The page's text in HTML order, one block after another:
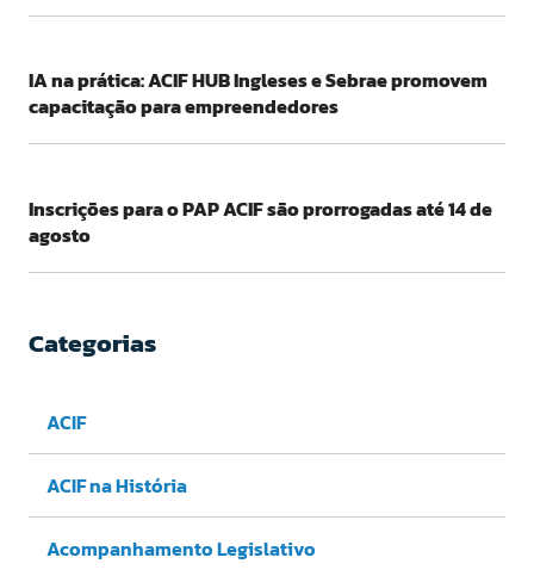
IA na prática: ACIF HUB Ingleses e Sebrae promovem
capacitação para empreendedores
Inscrições para o PAP ACIF são prorrogadas até 14 de
agosto
Categorias
ACIF
ACIF na História
Acompanhamento Legislativo